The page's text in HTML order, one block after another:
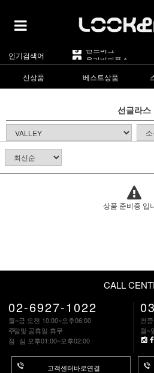
인기검색어
5 카렌워커
1 라피스센시블레
3 린드버그
4 올리버피플스
5 카렌워커
라피스센시블레
신상품 베스트상품
선글라스
상품 준비중 입
CALL
02-6927-1022
월~금 오전 10:00~오후06:00
주말및 공휴일 휴무
점 심 오후01:00~오후02:00
고객센터바로연결
연
월~